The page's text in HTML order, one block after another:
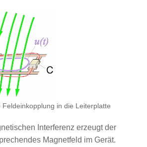
in die Leiterplatte
Interferenz erzeugt der
Magnetfeld im Gerät.